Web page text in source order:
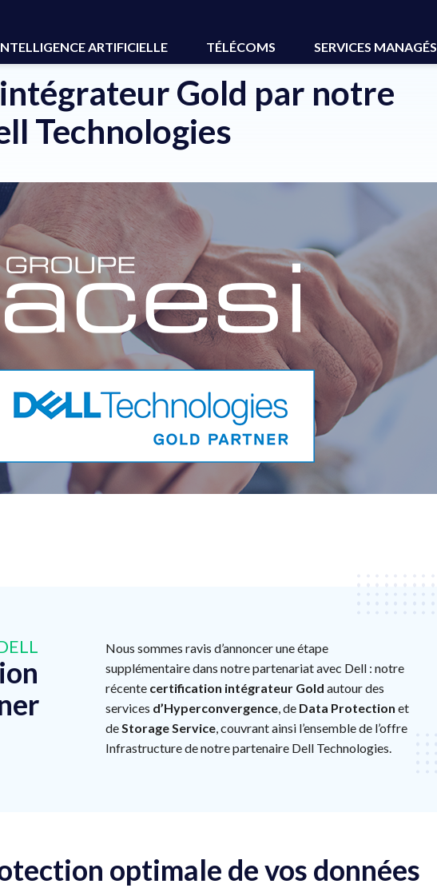
ARTIFICIELLE TÉLÉCOMS SERVICES MANAGÉS
Gold par notre
Technologies
Nous sommes ravis d’annoncer une étape
supplémentaire dans notre partenariat avec Dell : notre
récente certification intégrateur Gold autour des
services d’Hyperconvergence, de Data Protection et
deStorage Service, couvrant ainsi l’ensemble de l’offre
Infrastructure de notre partenaire Dell Technologies.
optimale de vos données